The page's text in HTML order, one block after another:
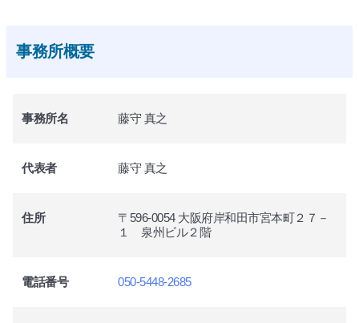
事務所概要
事務所名 藤守 真之
代表者 藤守 真之
住所
〒596-0054 大阪府岸和田市宮本町２７－
１ 泉州ビル２階
電話番号 050-5448-2685